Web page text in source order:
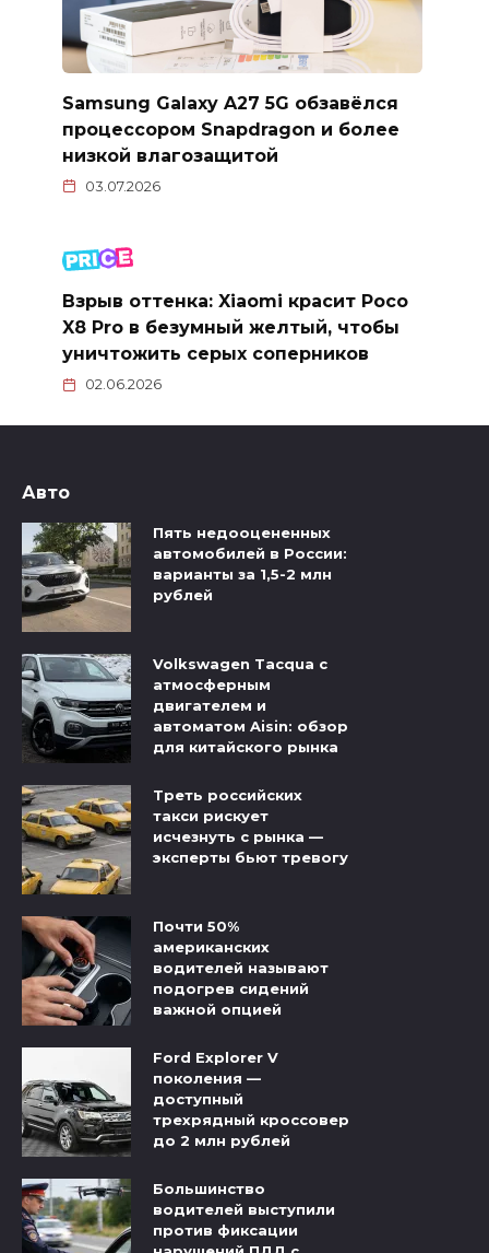
Samsung Galaxy A27 5G обзавёлся
процессором Snapdragon и более
низкой влагозащитой
03.07.2026
Взрыв оттенка: Xiaomi красит Poco
X8 Pro в безумный желтый, чтобы
уничтожить серых соперников
02.06.2026
Авто
Пять недооцененных
автомобилей в России:
варианты за 1,5-2 млн
рублей
Volkswagen Tacqua с
атмосферным
двигателем и
автоматом Aisin: обзор
для китайского рынка
Треть российских
такси рискует
исчезнуть с рынка —
эксперты бьют тревогу
Почти 50%
американских
водителей называют
подогрев сидений
важной опцией
Ford Explorer V
поколения —
доступный
трехрядный кроссовер
до 2 млн рублей
Большинство
водителей выступили
против фиксации